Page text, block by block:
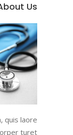
Us
quis laore
turet